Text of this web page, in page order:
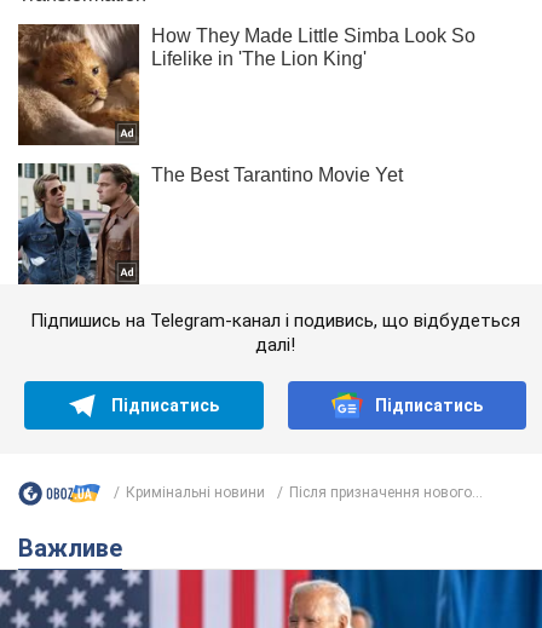
Підпишись на Telegram-канал і подивись, що відбудеться
далі!
Підписатись Підписатись
Кримінальні новини Після призначення нового...
Важливе